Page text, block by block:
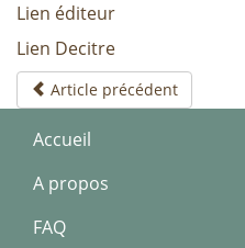
Lien éditeur
Lien Decitre
Article précédent
Accueil
A propos
FAQ